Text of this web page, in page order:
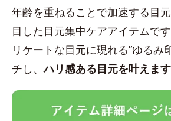
年齢を重ねることで加速する目
目した目元集中ケアアイテムで
リケートな目元に現れる”ゆるみ
チし、ハリ感ある目元を叶えます